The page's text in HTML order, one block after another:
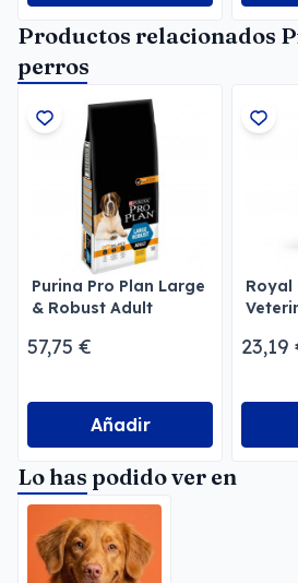
Productos relacionados
perros
Purina Pro Plan Large
& Robust Adult
57,75 €
Añadir
Royal
23,19
Lo has podido ver en